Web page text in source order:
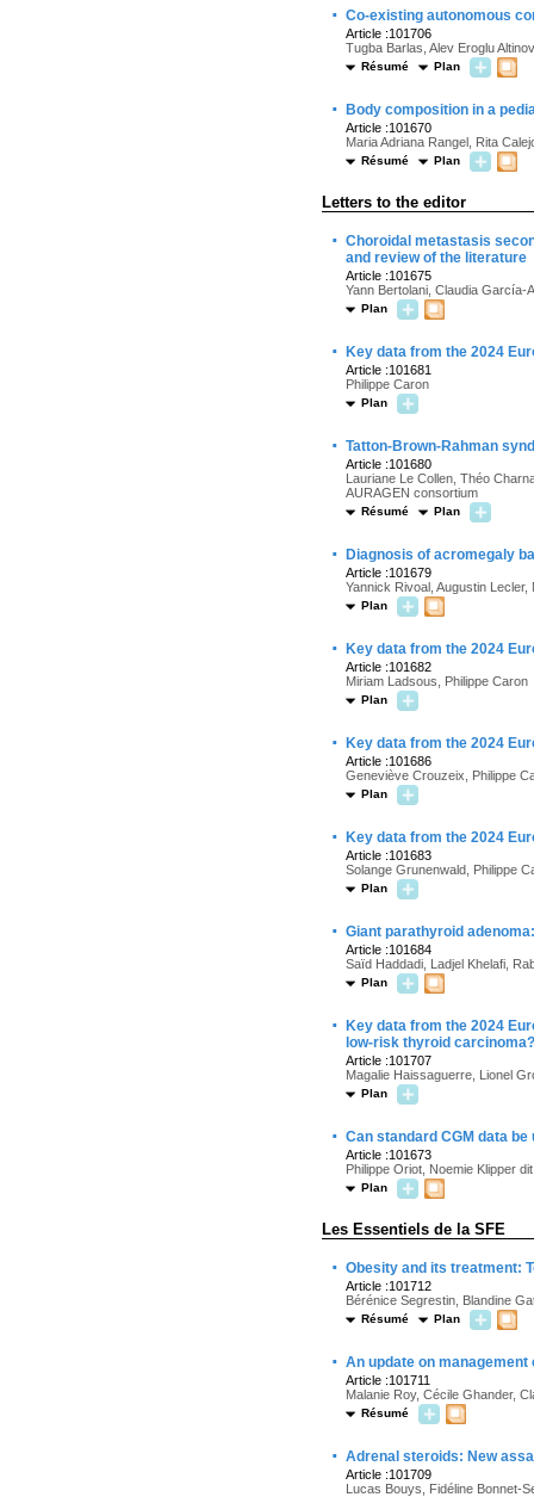
· Co-existing autonomous
Article :101706
Tugba Barlas, Alev Eroglu
Résumé Plan
· Body composition in a
Article :101670
Maria Adriana Rangel, Rita
Résumé Plan
Letters to the editor
· Choroidal metastasis
and review of the literature
Article :101675
Yann Bertolani, Claudia
Plan
· Key data from the 2024
Article :101681
Philippe Caron
Plan
· Tatton-Brown-Rahman
Article :101680
Lauriane Le Collen, Théo
AURAGEN consortium
Résumé Plan
· Diagnosis of acromegaly
Article :101679
Yannick Rivoal, Augustin
Plan
· Key data from the 2024
Article :101682
Miriam Ladsous, Philippe Caron
Plan
· Key data from the 2024
Article :101686
Geneviève Crouzeix, Philippe
Plan
· Key data from the 2024
Article :101683
Solange Grunenwald, Philippe
Plan
· Giant parathyroid
Article :101684
Saïd Haddadi, Ladjel Khelafi,
Plan
·
Key data from the 2024
low-risk thyroid
Article :101707
Magalie Haissaguerre, Lionel
Plan
· Can standard CGM data
Article :101673
Philippe Oriot, Noemie Klipper
Plan
Les Essentiels de la SFE
· Obesity and its treatment:
Article :101712
Bérénice Segrestin, Blandine
Résumé Plan
· An update on
Article :101711
Malanie Roy, Cécile Ghander,
Résumé
· Adrenal steroids: New
Article :101709
Lucas Bouys, Fidéline Bonnet-